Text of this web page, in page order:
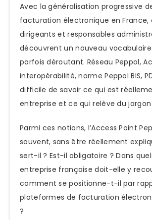
Avec la généralisation progressive
facturation électronique en France,
dirigeants et responsables
découvrent un nouveau
parfois déroutant. Réseau Peppol,
interopérabilité, norme Peppol BIS,
difficile de savoir ce qui est
entreprise et ce qui relève du
Parmi ces notions, l’Access Point
souvent, sans être réellement
sert-il ? Est-il obligatoire ? Dans
entreprise française doit-elle y
comment se positionne-t-il par
plateformes de facturation
?